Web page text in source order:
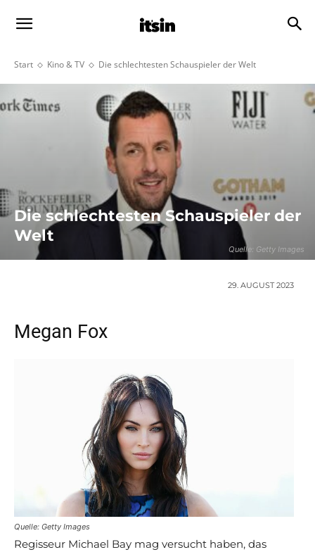
Start Kino & TV Die schlechtesten Schauspieler der Welt
Quelle: Getty Images
Die schlechtesten Schauspieler der
Welt
29. AUGUST 2023
Megan Fox
Quelle: Getty Images
Regisseur Michael Bay mag versucht haben, das